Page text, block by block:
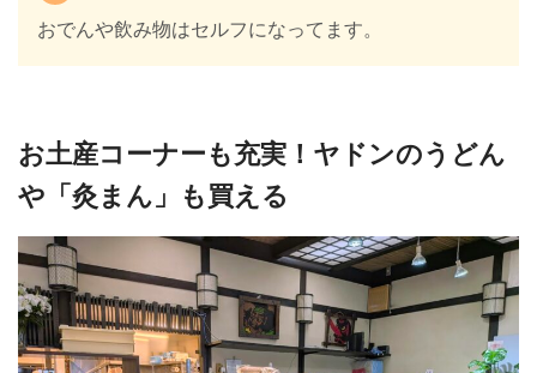
おでんや飲み物はセルフになってます。
お土産コーナーも充実！ヤドンのうどん
や「灸まん」も買える